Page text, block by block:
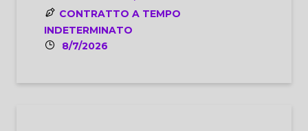
CONTRATTO A TEMPO
INDETERMINATO
8/7/2026